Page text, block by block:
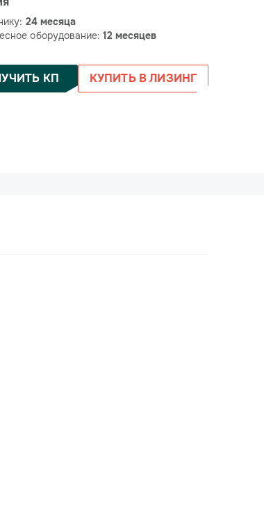
24 месяца
оборудование: 12 месяцев
КП КУПИТЬ В ЛИЗИНГ